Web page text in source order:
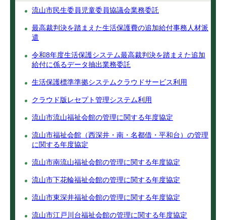
流山市民生委員児童委員協議会業務委託
最高裁判決を踏まえた生活保護費の追加給付事務人材派
遣
令和8年度生活保護システム最高裁判決を踏まえた追加
給付に係るデータ抽出業務委託
生活保護標準準拠システムクラウドサービス利用
クラウド版レセプト管理システム利用
流山市流山福祉会館の管理に関する年度協定
流山市福祉会館（西深井・南・名都借・平和台）の管理
に関する年度協定
流山市南流山福祉会館の管理に関する年度協定
流山市下花輪福祉会館の管理に関する年度協定
流山市東深井福祉会館の管理に関する年度協定
流山市江戸川台福祉会館の管理に関する年度協定